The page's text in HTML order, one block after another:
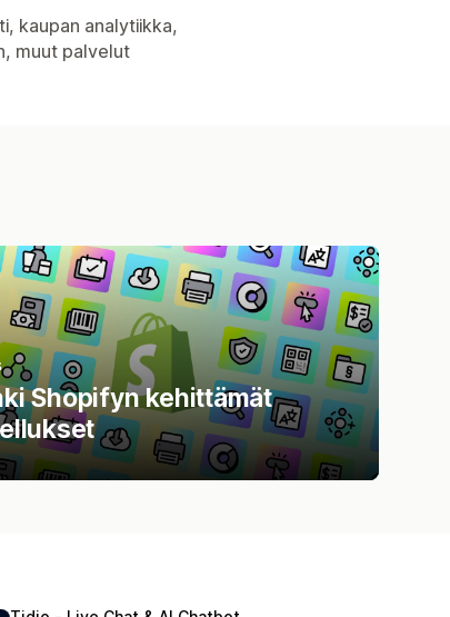
kaupan analytiikka,
muut palvelut
Shopifyn kehittämät